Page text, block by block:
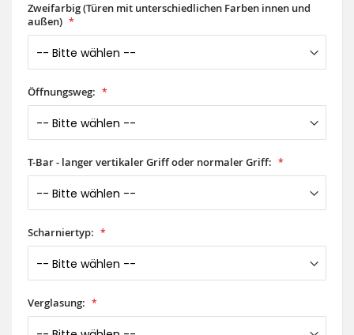
Zweifarbig (Türen mit unterschiedlichen Farben innen und
außen)
Öffnungsweg:
T-Bar - langer vertikaler Griff oder normaler Griff:
Scharniertyp:
Verglasung: